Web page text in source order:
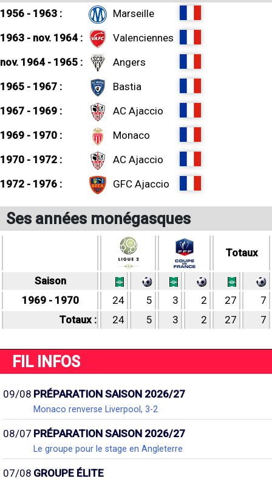
1956 - 1963 :
Marseille
1963 - nov. 1964 :
Valenciennes
nov. 1964 - 1965 :
Angers
1965 - 1967 :
Bastia
1967 - 1969 :
AC Ajaccio
1969 - 1970 :
Monaco
1970 - 1972 :
AC Ajaccio
1972 - 1976 :
GFC Ajaccio
Ses années monégasques
Totaux
Saison
1969 - 1970
24 5 3 2 27
7
Totaux :
24 5 3 2 27 7
FIL INFOS
09/08 PRÉPARATION SAISON 2026/27
Monaco renverse Liverpool, 3-2
08/07 PRÉPARATION SAISON 2026/27
Le groupe pour le stage en Angleterre
07/08 GROUPE ÉLITE